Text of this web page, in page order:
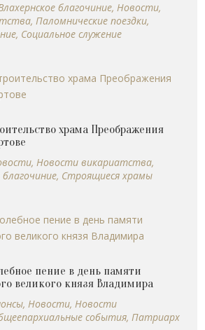
благочиние,Новости,
,Паломнические поездки,
, Социальное служение
храма Преображения
,Новости викариатства,
, Строящиеся храмы
пение в день памяти
великого князя Владимира
,Новости,Новости
события,Патриарх